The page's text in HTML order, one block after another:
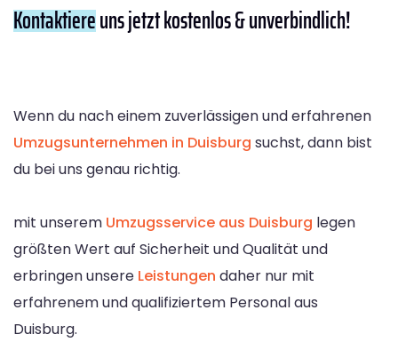
Kontaktiereuns jetzt kostenlos & unverbindlich!
Wenn du nach einem zuverlässigen und erfahrenen
Umzugsunternehmen in Duisburg suchst, dann bist
du bei uns genau richtig.
mit unserem Umzugsservice aus Duisburg legen
größten Wert auf Sicherheit und Qualität und
erbringen unsere Leistungen daher nur mit
erfahrenem und qualifiziertem Personal aus
Duisburg.